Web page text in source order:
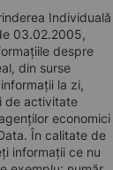
Individuală
03.02.2005,
despre
din surse
la zi,
de activitate
economici
În calitate de
informații ce nu